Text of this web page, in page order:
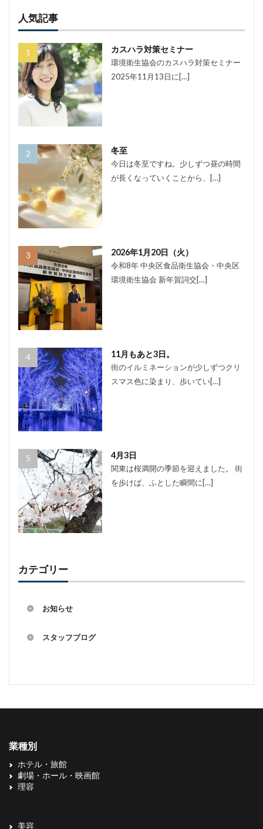
人気記事
カスハラ対策セミナー
環境衛生協会のカスハラ対策セミナー
2025年11月13日に[…]
冬至
今日は冬至ですね。少しずつ昼の時間
が長くなっていくことから、[…]
2026年1月20日（火）
令和8年 中央区食品衛生協会・中央区
環境衛生協会 新年賀詞交[…]
11月もあと3日。
街のイルミネーションが少しずつクリ
スマス色に染まり、歩いてい[…]
4月3日
関東は桜満開の季節を迎えました。 街
を歩けば、ふとした瞬間に[…]
カテゴリー
お知らせ
スタッフブログ
業種別
ホテル・旅館
劇場・ホール・映画館
理容
美容